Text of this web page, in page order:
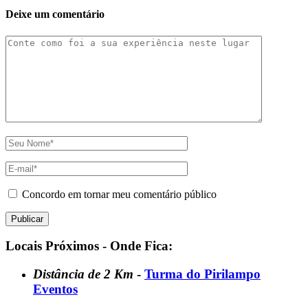
Deixe um comentário
Concordo em tornar meu comentário público
Locais Próximos - Onde Fica:
Distância de 2 Km - Turma do Pirilampo
Eventos